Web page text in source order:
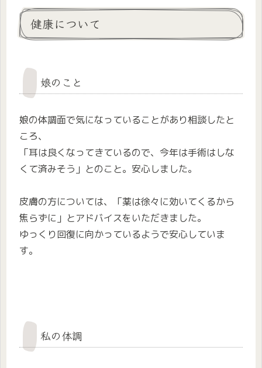
健康について
娘のこと
娘の体調面で気になっていることがあり相談したと
ころ、
「耳は良くなってきているので、今年は手術はしな
くて済みそう」とのこと。安心しました。
皮膚の方については、「薬は徐々に効いてくるから
焦らずに」とアドバイスをいただきました。
ゆっくり回復に向かっているようで安心していま
す。
私の体調